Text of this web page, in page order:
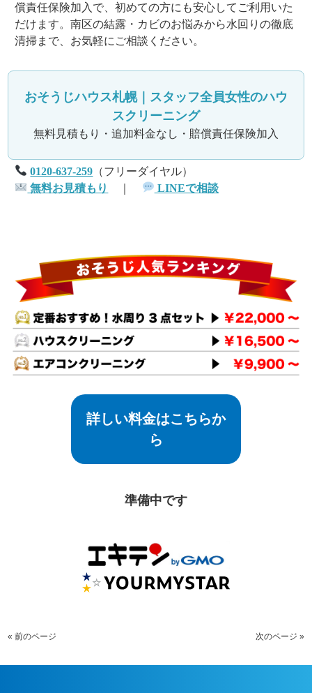
償責任保険加入で、初めての方にも安心してご利用いた
だけます。南区の結露・カビのお悩みから水回りの徹底
清掃まで、お気軽にご相談ください。
おそうじハウス札幌｜スタッフ全員女性のハウ
スクリーニング
無料見積もり・追加料金なし・賠償責任保険加入
0120-637-259 （フリーダイヤル）
無料お見積もり
LINEで相談
詳しい料金はこちらか
ら
準備中です
« 前のページ 次のページ »